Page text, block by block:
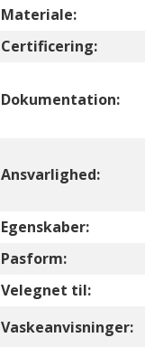
Materiale:
Certificering:
Dokumentation:
Ansvarlighed:
Egenskaber:
Pasform:
Velegnet til:
Vaskeanvisninger: